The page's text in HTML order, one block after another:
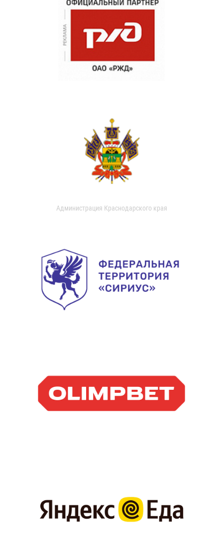
Администрация Краснодарского края